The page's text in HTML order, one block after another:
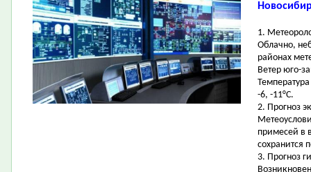
1.
Облачно,
районах
Ветер юго-
-6, -11°С.
2. Прогноз
примесей в
сохранится
3. Прогноз